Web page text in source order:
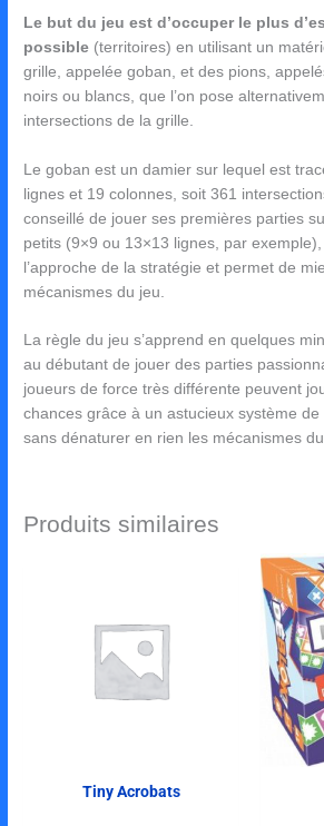
Le but du jeu est d’occuper le plus
possible (territoires) en utilisant un
grille, appelée goban, et des pions,
noirs ou blancs, que l’on pose
intersections de la grille.
Le goban est un damier sur lequel est
lignes et 19 colonnes, soit 361
conseillé de jouer ses premières parties
petits (9×9 ou 13×13 lignes, par
l’approche de la stratégie et permet de
mécanismes du jeu.
La règle du jeu s’apprend en quelques
au débutant de jouer des parties
joueurs de force très différente peuvent
chances grâce à un astucieux système
sans dénaturer en rien les mécanismes
Produits similaires
Tiny Acrobats